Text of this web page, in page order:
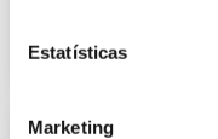
Estatísticas
Marketing